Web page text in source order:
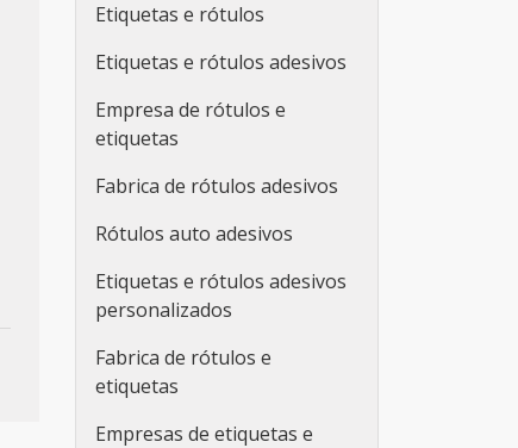
Etiquetas e rótulos
Etiquetas e rótulos adesivos
Empresa de rótulos e
etiquetas
Fabrica de rótulos adesivos
Rótulos auto adesivos
Etiquetas e rótulos adesivos
personalizados
Fabrica de rótulos e
etiquetas
Empresas de etiquetas e